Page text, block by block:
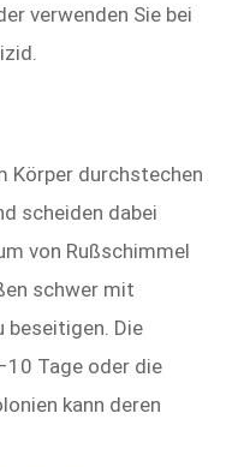
verwenden Sie bei
Körper durchstechen
scheiden dabei
von Rußschimmel
schwer mit
beseitigen. Die
Tage oder die
kann deren